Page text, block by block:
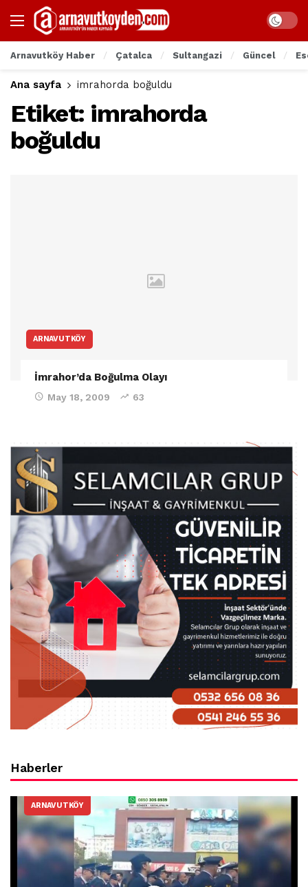
Arnavutköy Haber Çatalca Sultangazi Güncel
Ana sayfa imrahorda boğuldu
Etiket: imrahorda
boğuldu
ARNAVUTKÖY
İmrahor’da Boğulma Olayı
May 18, 2009 63
Haberler
ARNAVUTKÖY